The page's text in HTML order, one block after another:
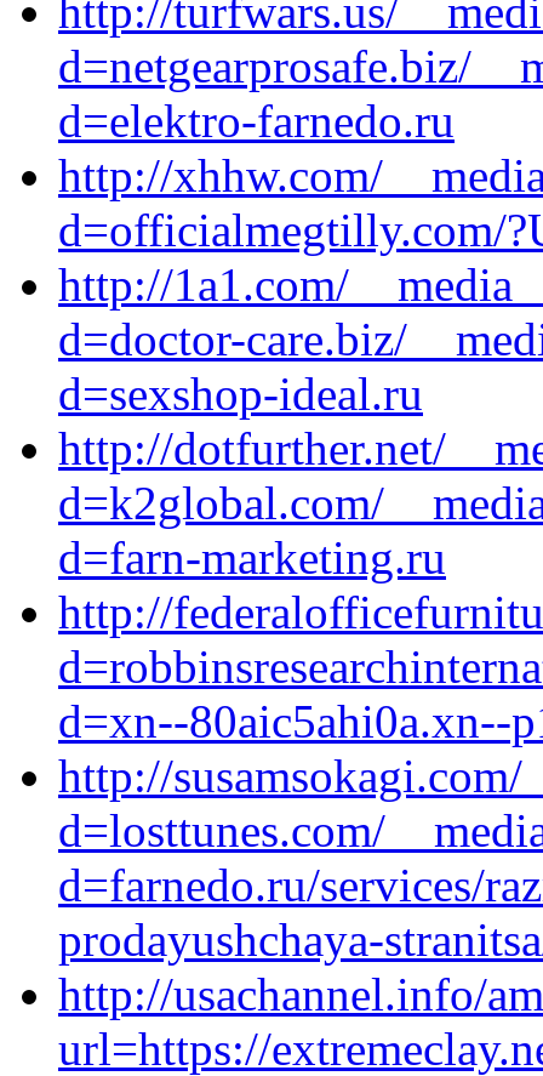
http://turfwars.us/
d=netgearprosafe.biz/
d=elektro-farnedo.ru
http://xhhw.com/
d=officialmegtilly.com/
http://1a1.com/
d=doctor-care.biz/
d=sexshop-ideal.ru
http://dotfurther.net/
d=k2global.com/
d=farn-marketing.ru
http://
d=xn--80aic5ahi0a.xn--
http://susamsokagi.com/
d=losttunes.com/
d=farnedo.ru/services/
prodayushchaya-
http://usachannel.info/
url=https://